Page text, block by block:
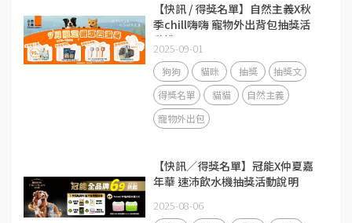
【快訊 / 得獎名單】自然主義X秋
季chill嗨嗨 寵物外出背包抽獎活
動說明
2025-09-01
狗狗 貓咪 抽獎
抽獎文
得獎名單
貓貓
自然主義
寵物外出包
【快訊／得獎名單】冠能X仲夏嘉
年華 速沛飲水機抽獎活動說明
2025-08-06